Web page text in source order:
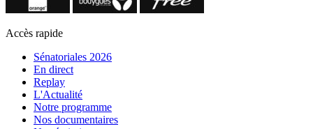
Accès rapide
Sénatoriales 2026
En direct
Replay
L'Actualité
Notre programme
Nos documentaires